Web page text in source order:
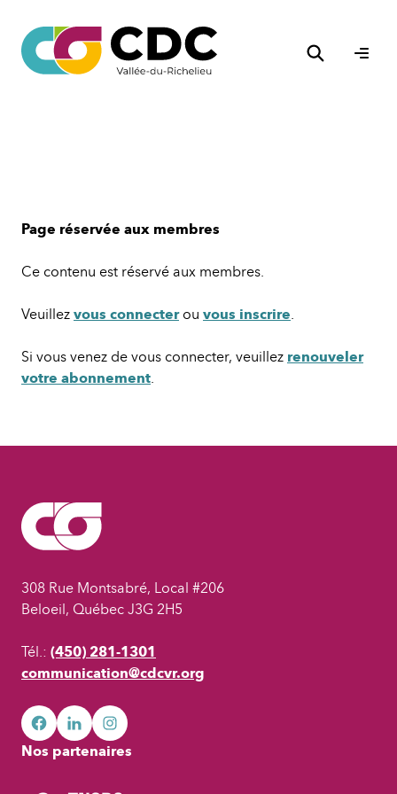
contenuRechercher
Page réservée aux membres
Ce contenu est réservé aux membres.
Veuillez vous connecterou vous inscrire.
Si vous venez de vous connecter, veuillez renouveler
votre abonnement.
308 Rue Montsabré, Local #206
Beloeil, Québec J3G 2H5
Tél.: (450) 281-1301
communication@cdcvr.org
facebookgoogleplusgoogleplus
Nos partenaires